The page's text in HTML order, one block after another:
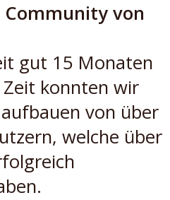
Community von
gut 15 Monaten
konnten wir
von über
welche über